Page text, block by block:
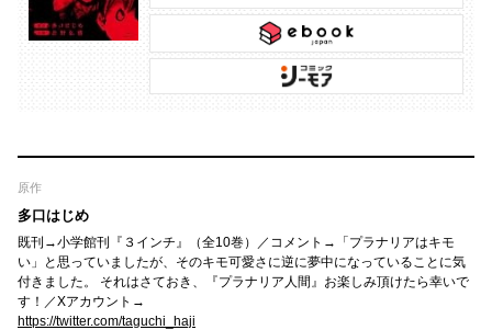
原作
多口はじめ
既刊→小学館刊『３インチ』（全10巻）／コメント→「プラナリアはキモ
い」と思っていましたが、そのキモ可愛さに逆に夢中になっていることに気
付きました。 それはさておき、『プラナリア人間』お楽しみ頂けたら幸いで
す！／Xアカウント→
https://twitter.com/taguchi_haji